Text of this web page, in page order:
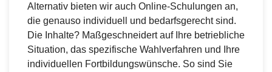
Alternativ bieten wir auch Online-Schulungen an,
die genauso individuell und bedarfsgerecht sind.
Die Inhalte? Maßgeschneidert auf Ihre betriebliche
Situation, das spezifische Wahlverfahren und Ihre
individuellen Fortbildungswünsche. So sind Sie